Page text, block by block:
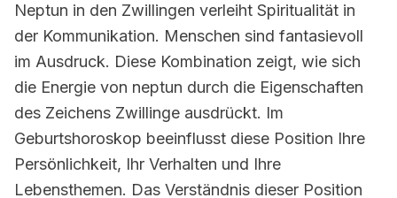
Neptun in den Zwillingen verleiht Spiritualität in
der Kommunikation. Menschen sind fantasievoll
im Ausdruck. Diese Kombination zeigt, wie sich
die Energie von neptun durch die Eigenschaften
des Zeichens Zwillinge ausdrückt. Im
Geburtshoroskop beeinflusst diese Position Ihre
Persönlichkeit, Ihr Verhalten und Ihre
Lebensthemen. Das Verständnis dieser Position